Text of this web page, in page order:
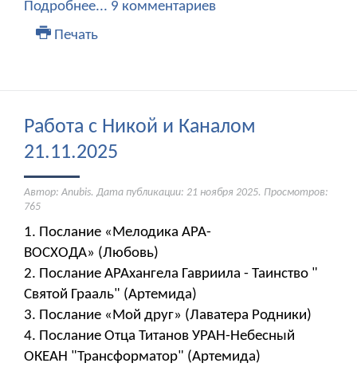
Подробнее... 9 комментариев
Печать
Работа с Никой и Каналом
21.11.2025
Автор: Anubis. Дата публикации: 21 ноября 2025. Просмотров:
765
1. Послание «Мелодика АРА-
ВОСХОДА» (Любовь)
2. Послание АРАхангела Гавриила - Таинство "
Святой Грааль" (Артемида)
3. Послание «Мой друг» (Лаватера Родники)
4. Послание Отца Титанов УРАН-Небесный
ОКЕАН "Трансформатор" (Артемида)